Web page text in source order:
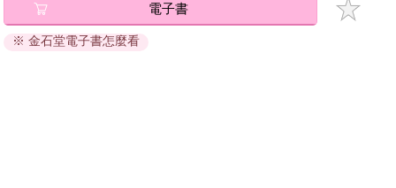
退換貨須知：
因版權保護，您在金石堂所購買的電子書僅能以金石堂專屬
電子書
※ 金石堂電子書怎麼看